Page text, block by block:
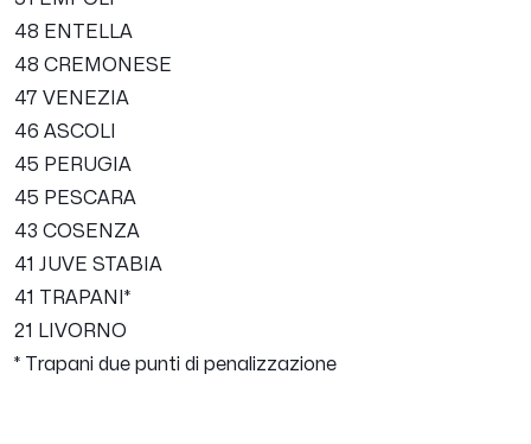
48 ENTELLA
48 CREMONESE
47 VENEZIA
46 ASCOLI
45 PERUGIA
45 PESCARA
43 COSENZA
41 JUVE STABIA
41 TRAPANI*
21 LIVORNO
* Trapani due punti di penalizzazione